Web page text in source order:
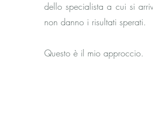
dello specialista a cui si
non danno i risultati sperati.
Questo è il mio approccio.